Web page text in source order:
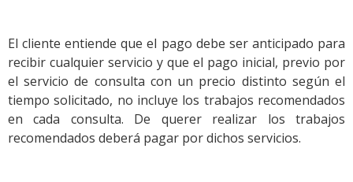
El cliente entiende que el pago debe ser anticipado para
recibir cualquier servicio y que el pago inicial, previo por
el servicio de consulta con un precio distinto según el
tiempo solicitado, no incluye los trabajos recomendados
en cada consulta. De querer realizar los trabajos
recomendados deberá pagar por dichos servicios.